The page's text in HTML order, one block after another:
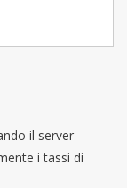
il server
i tassi di